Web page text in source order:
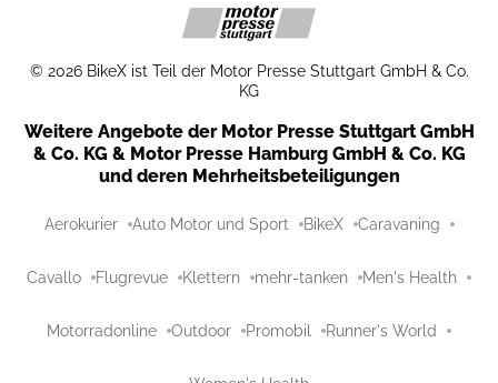
© 2026 BikeX ist Teil der Motor Presse Stuttgart GmbH & Co.
KG
Weitere Angebote der Motor Presse Stuttgart GmbH
& Co. KG & Motor Presse Hamburg GmbH & Co. KG
und deren Mehrheitsbeteiligungen
Aerokurier Auto Motor und Sport BikeX Caravaning
Cavallo Flugrevue Klettern mehr-tanken Men's Health
Motorradonline Outdoor Promobil Runner's World